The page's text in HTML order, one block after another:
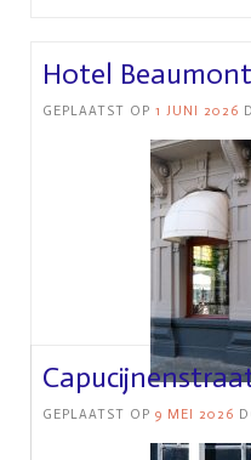
Hotel Beaumont
GEPLAATST OP 1 JUNI 2026
GEPLAATST OP 9 MEI 2026